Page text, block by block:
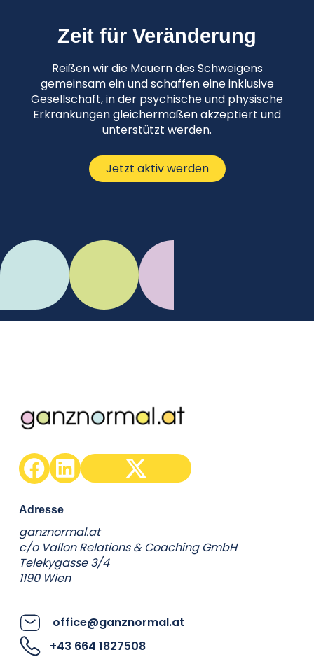
Zeit für Veränderung
Reißen wir die Mauern des Schweigens
gemeinsam ein und schaffen eine inklusive
Gesellschaft, in der psychische und physische
Erkrankungen gleichermaßen akzeptiert und
unterstützt werden.
Jetzt aktiv werden
Adresse
ganznormal.at
c/o Vallon Relations & Coaching GmbH
Telekygasse 3/4
1190 Wien
office@ganznormal.at
+43 664 1827508